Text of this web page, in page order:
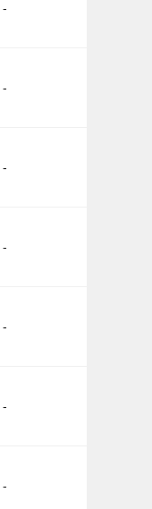
-
-
-
-
-
-
-